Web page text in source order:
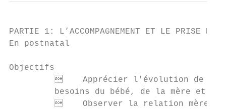
PARTIE 1: L’ACCOMPAGNEMENT ET LE PRISE EN
En postnatal
Objectifs
    Apprécier l'évolution de la
besoins du bébé, de la mère et
    Observer la relation mère/